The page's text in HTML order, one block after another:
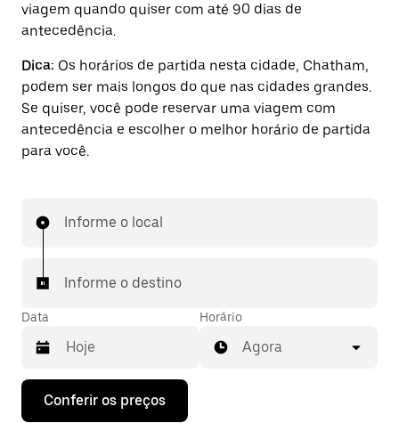
viagem quando quiser com até 90 dias de
antecedência.
Dica: Os horários de partida nesta cidade, Chatham,
podem ser mais longos do que nas cidades grandes.
Se quiser, você pode reservar uma viagem com
antecedência e escolher o melhor horário de partida
para você.
Informe o local
Informe o destino
Data
Pressione
Horário
Agora
Conferir os preços